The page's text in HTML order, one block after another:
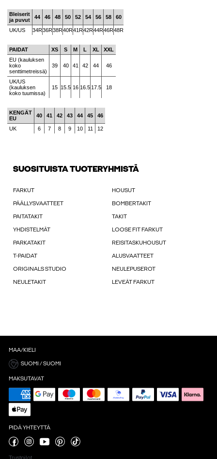
Bleiserit
ja puvut
44 46 48 50 52 54 56 58 60
UK/US 34R36R38R40R41R42R44R46R48R
PAIDAT XS S M L XL
XXL
EU (kauluksen
koko
senttimetreissä)
39 40 41 42 44 46
UK/US
(kauluksen
koko tuumissa)
15 15.5 16 16.5 17.5 18
KENGÄT
EU
40 41 42 43 44 45 46
UK 6 7 8 9 10 11 12
SUOSITUISTA TUOTERYHMISTÄ
FARKUT HOUSUT
PÄÄLLYSVAATTEET BOMBERTAKIT
PAITATAKIT TAKIT
YHDISTELMÄT LOOSE FIT FARKUT
PARKATAKIT REISITASKUHOUSUT
T-PAIDAT ALUSVAATTEET
ORIGINALS STUDIO NEULEPUSEROT
NEULETAKIT LEVEÄT FARKUT
MAA/KIELI
SUOMI / SUOMI
MAKSUTAVAT
PIDÄ YHTEYTTÄ